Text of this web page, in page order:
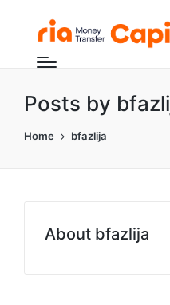
Posts by
Home bfazlija
About bfazlija